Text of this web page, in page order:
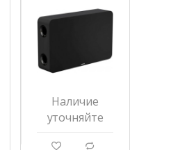
Наличие
уточняйте
g d